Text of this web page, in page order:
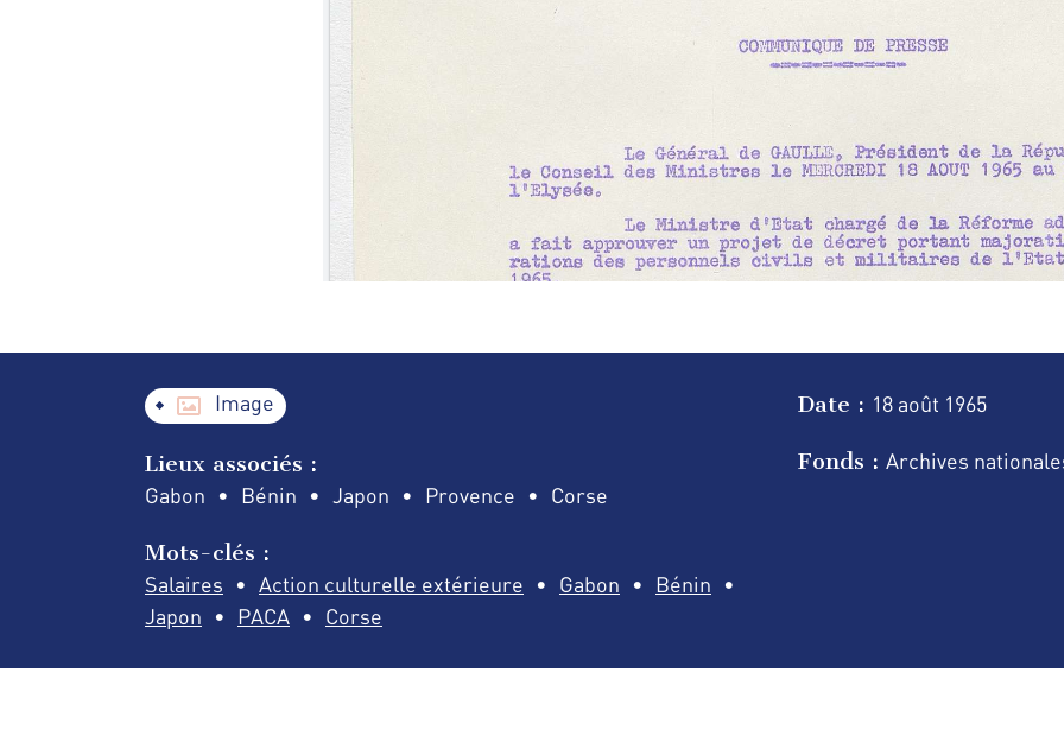
Image
Lieux associés :
Gabon Bénin Japon Provence Corse
Mots-clés :
Salaires Action culturelle extérieure Gabon
Bénin
Japon
PACA Corse
Date : 18 août 1965
Fonds : Archives